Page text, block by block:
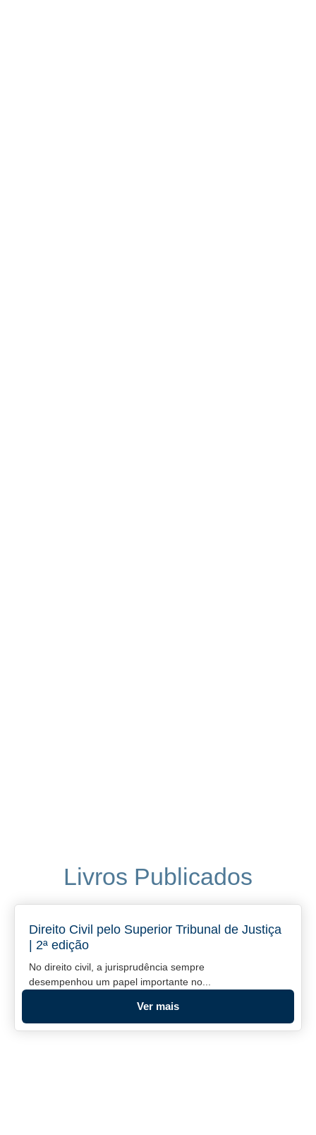
Livros Publicados
Direito Civil pelo Superior Tribunal de Justiça
| 2ª edição
No direito civil, a jurisprudência sempre
desempenhou um papel importante no...
Ver mais